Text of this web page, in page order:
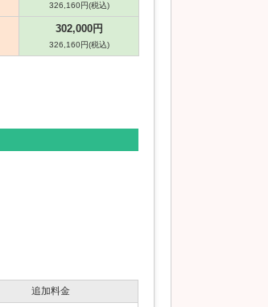
326,160円(税込)
302,000円
326,160円(税込)
追加料金